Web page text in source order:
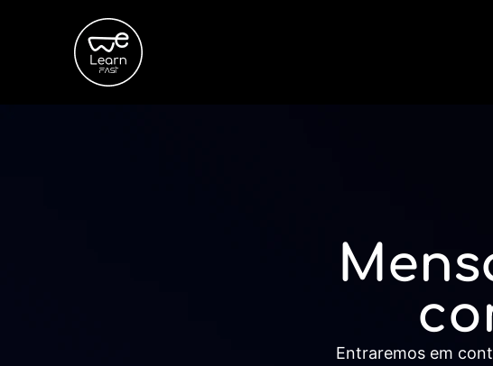
Entraremos em